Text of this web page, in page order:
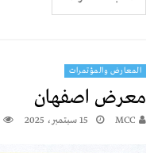
المعارض والمؤتمرات
معرض اصفهان
MCC 15 سبتمبر، 2025